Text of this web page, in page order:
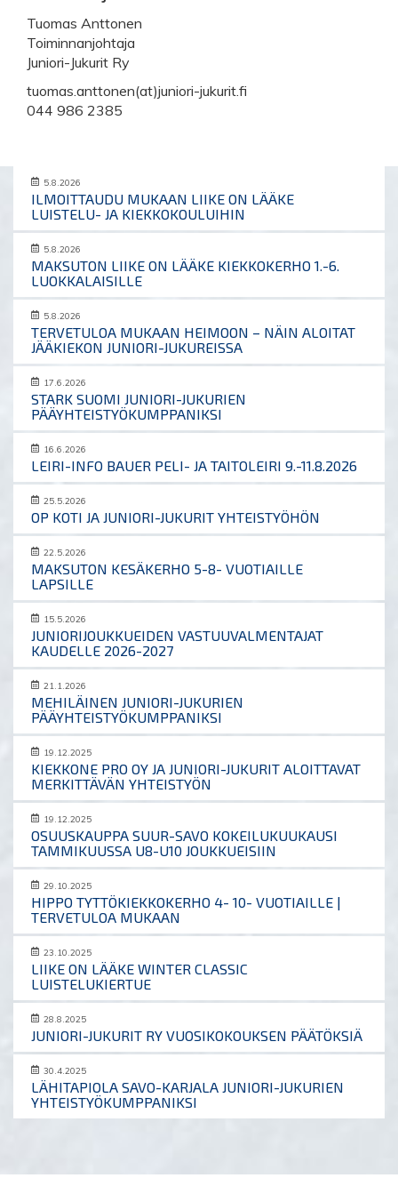
Tuomas Anttonen
Toiminnanjohtaja
Juniori-Jukurit Ry
tuomas.anttonen(at)juniori-jukurit.fi
044 986 2385
5.8.2026
ILMOITTAUDU MUKAAN LIIKE ON LÄÄKE
LUISTELU- JA KIEKKOKOULUIHIN
5.8.2026
MAKSUTON LIIKE ON LÄÄKE KIEKKOKERHO 1.-6.
LUOKKALAISILLE
5.8.2026
TERVETULOA MUKAAN HEIMOON – NÄIN ALOITAT
JÄÄKIEKON JUNIORI-JUKUREISSA
17.6.2026
STARK SUOMI JUNIORI-JUKURIEN
PÄÄYHTEISTYÖKUMPPANIKSI
16.6.2026
LEIRI-INFO BAUER PELI- JA TAITOLEIRI 9.-11.8.2026
25.5.2026
OP KOTI JA JUNIORI-JUKURIT YHTEISTYÖHÖN
22.5.2026
MAKSUTON KESÄKERHO 5-8- VUOTIAILLE
LAPSILLE
15.5.2026
JUNIORIJOUKKUEIDEN VASTUUVALMENTAJAT
KAUDELLE 2026-2027
21.1.2026
MEHILÄINEN JUNIORI-JUKURIEN
PÄÄYHTEISTYÖKUMPPANIKSI
19.12.2025
KIEKKONE PRO OY JA JUNIORI-JUKURIT ALOITTAVAT
MERKITTÄVÄN YHTEISTYÖN
19.12.2025
OSUUSKAUPPA SUUR-SAVO KOKEILUKUUKAUSI
TAMMIKUUSSA U8-U10 JOUKKUEISIIN
29.10.2025
HIPPO TYTTÖKIEKKOKERHO 4- 10- VUOTIAILLE |
TERVETULOA MUKAAN
23.10.2025
LIIKE ON LÄÄKE WINTER CLASSIC
LUISTELUKIERTUE
28.8.2025
JUNIORI-JUKURIT RY VUOSIKOKOUKSEN PÄÄTÖKSIÄ
30.4.2025
LÄHITAPIOLA SAVO-KARJALA JUNIORI-JUKURIEN
YHTEISTYÖKUMPPANIKSI